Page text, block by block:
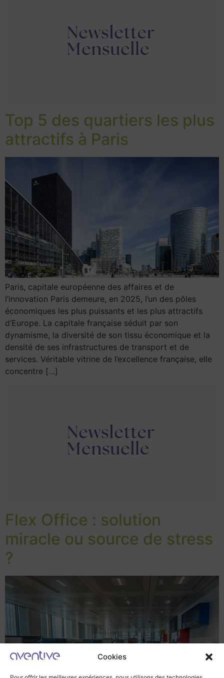
Cookies
Top 5 des quartiers les plus
attractifs à Paris
Paris, capitale européenne des affaires et de
l’innovation Paris demeure, en 2025, l’un des pôles
économiques les plus puissants et les plus attractifs
d’Europe. La capitale française séduit par son
dynamisme, la diversité de son tissu économique et la
densité de ses infrastructures de transport et de
services. Véritable vitrine de l’excellence française, elle
concentre […]
Flex Office : solution
miracle ou source de stress
?